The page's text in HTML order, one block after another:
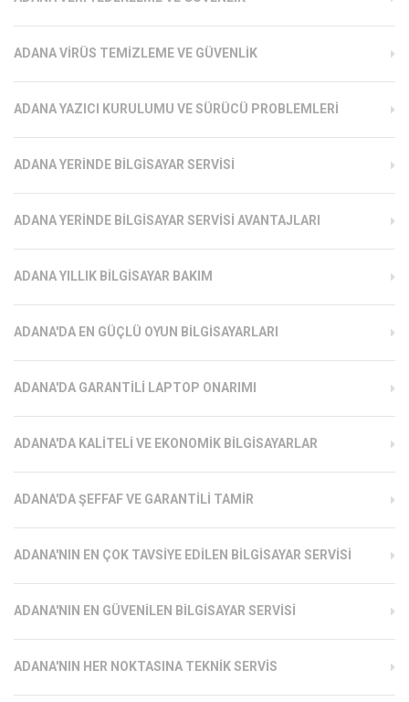
ADANA VIRÜS TEMIZLEME VE GÜVENLIK
ADANA YAZICI KURULUMU VE SÜRÜCÜ PROBLEMLERI
ADANA YERINDE BILGISAYAR SERVISI
ADANA YERINDE BILGISAYAR SERVISI AVANTAJLARI
ADANA YILLIK BILGISAYAR BAKIM
ADANA'DA EN GÜÇLÜ OYUN BILGISAYARLARI
ADANA'DA GARANTILI LAPTOP ONARIMI
ADANA'DA KALITELI VE EKONOMIK BILGISAYARLAR
ADANA'DA ŞEFFAF VE GARANTILI TAMIR
ADANA'NIN EN ÇOK TAVSIYE EDILEN BILGISAYAR SERVISI
ADANA'NIN EN GÜVENILEN BILGISAYAR SERVISI
ADANA'NIN HER NOKTASINA TEKNIK SERVIS